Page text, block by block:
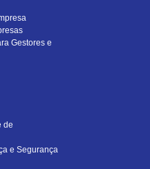
Gestores e
de
e Segurança